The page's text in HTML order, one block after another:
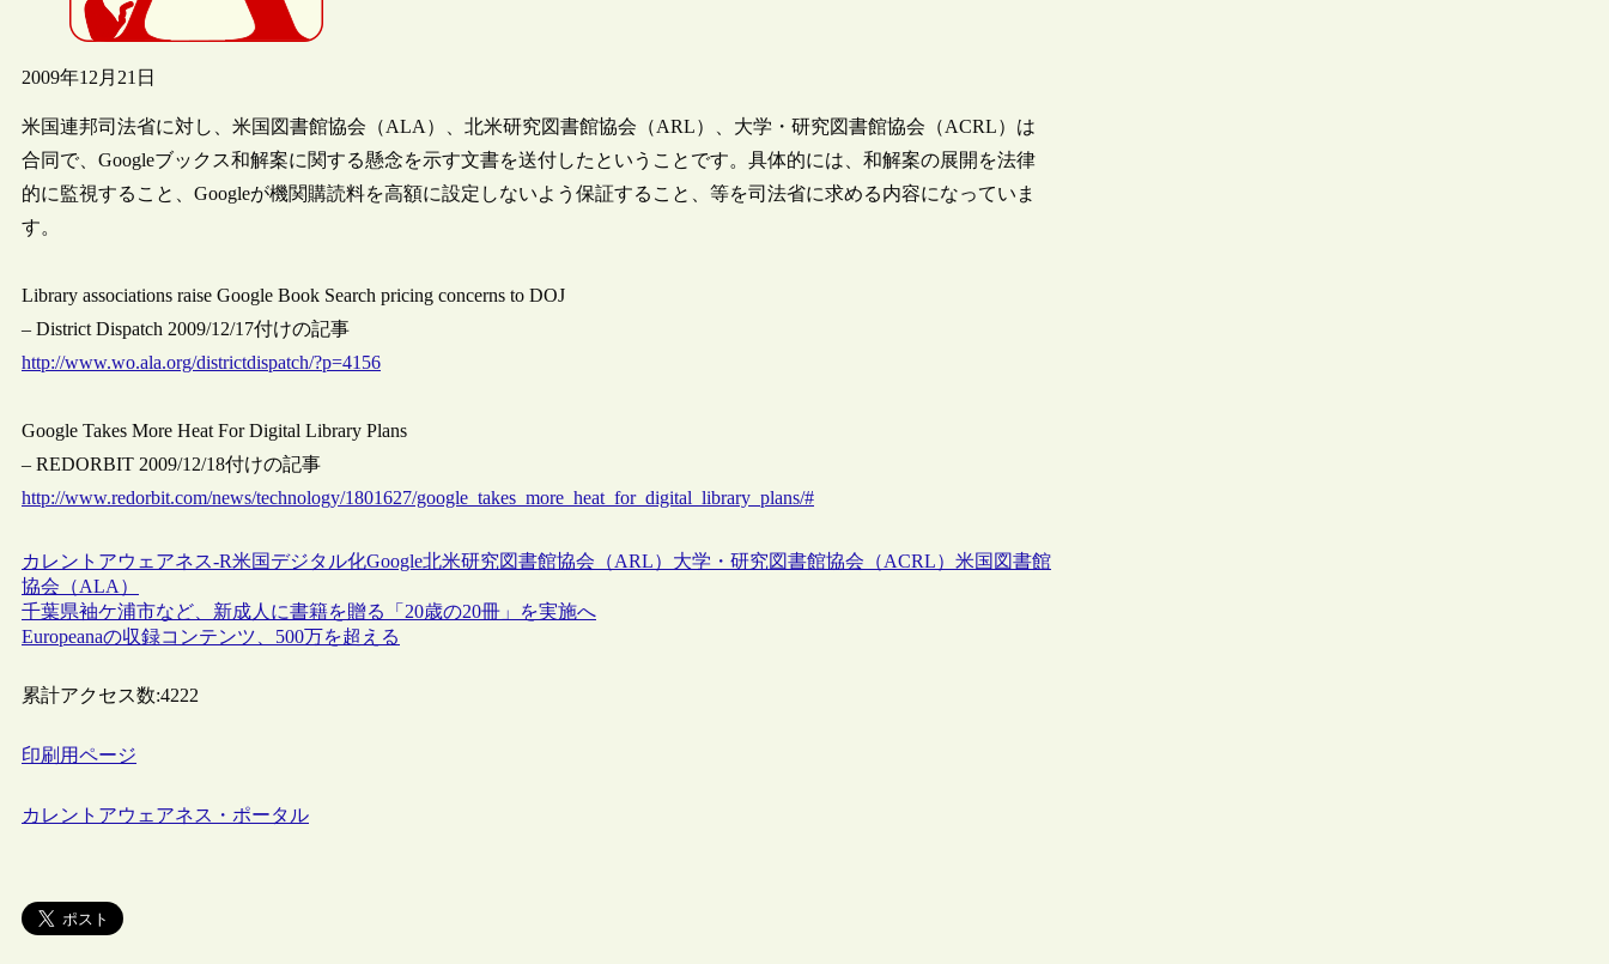
2009年12月21日
米国連邦司法省に対し、米国図書館協会（ALA）、北米研究図書館協会（ARL）、大学・研究図書館協会（ACRL）は
合同で、Googleブックス和解案に関する懸念を示す文書を送付したということです。具体的には、和解案の展開を法律
的に監視すること、Googleが機関購読料を高額に設定しないよう保証すること、等を司法省に求める内容になっていま
す。
Library associations raise Google Book Search pricing concerns to DOJ
– District Dispatch 2009/12/17付けの記事
http://www.wo.ala.org/districtdispatch/?p=4156
Google Takes More Heat For Digital Library Plans
– REDORBIT 2009/12/18付けの記事
http://www.redorbit.com/news/technology/1801627/google_takes_more_heat_for_digital_library_plans/#
カレントアウェアネス-R米国 デジタル化Google北米研究図書館協会（ARL） 大学・研究図書館協会（ACRL） 米国図書館
協会（ALA）
千葉県袖ケ浦市など、新成人に書籍を贈る「20歳の20冊」を実施へ
Europeanaの収録コンテンツ、500万を超える
累計アクセス数:4222
印刷用ページ
カレントアウェアネス・ポータル